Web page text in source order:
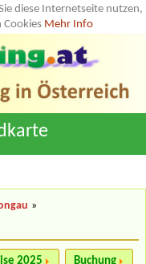
diese Internetseite nutzen,
Cookies Mehr Info
»
2025 Buchung